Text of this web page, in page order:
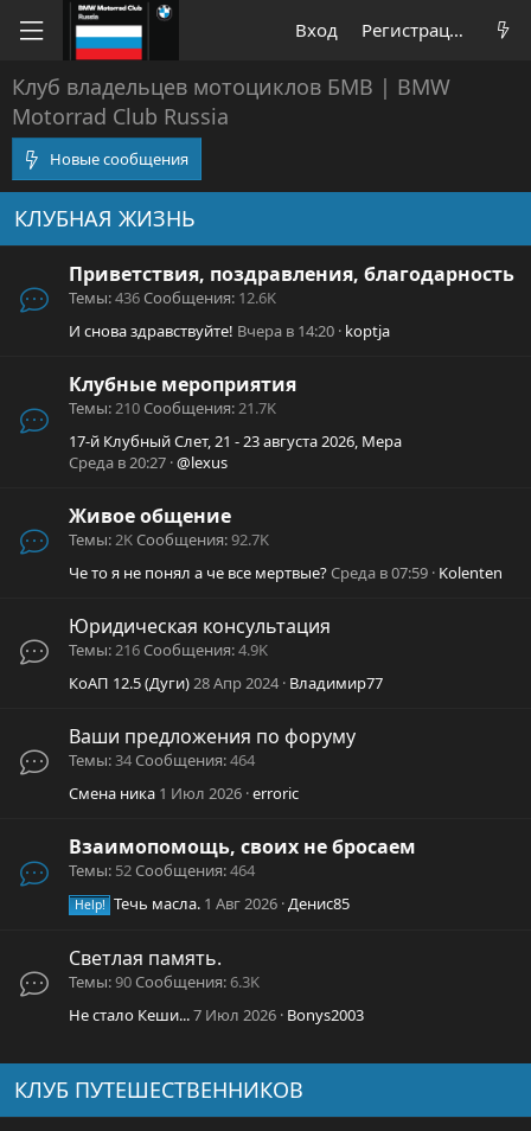
Вход Регистрация
Клуб владельцев мотоциклов БМВ | BMW
Motorrad Club Russia
Новые сообщения
КЛУБНАЯ ЖИЗНЬ
Приветствия, поздравления, благодарность
Темы 436Сообщения 12.6K
И снова здравствуйте! Вчера в 14:20 koptja
Клубные мероприятия
Темы 210Сообщения 21.7K
17-й Клубный Слет, 21 - 23 августа 2026, Мера
Среда в 20:27 @lexus
Живое общение
Темы 2KСообщения 92.7K
Че то я не понял а че все мертвые?Среда в 07:59 Kolenten
Юридическая консультация
Темы 216Сообщения 4.9K
КоАП 12.5 (Дуги)28 Апр 2024 Владимир77
Ваши предложения по форуму
Темы 34Сообщения 464
Смена ника 1 Июл 2026 erroric
Взаимопомощь, своих не бросаем
Темы 52Сообщения 464
Help! Течь масла. 1 Авг 2026 Денис85
Светлая память.
Темы 90Сообщения 6.3K
Не стало Кеши...7 Июл 2026 Bonys2003
КЛУБ ПУТЕШЕСТВЕННИКОВ